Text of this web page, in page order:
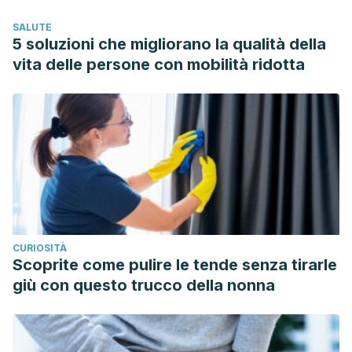
https://doi.org/10.1590/S1984-82502015000200020
SALUTE
5 soluzioni che migliorano la qualità della
vita delle persone con mobilità ridotta
CURIOSITÀ
Scoprite come pulire le tende senza tirarle
giù con questo trucco della nonna